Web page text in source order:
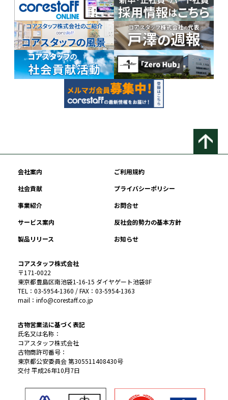
会社案内
ご利用規約
社会貢献
プライバシーポリシー
事業紹介
お問合せ
サービス案内
反社会的勢力の基本方針
製品リリース
お知らせ
コアスタッフ株式会社
〒171-0022
東京都豊島区南池袋1-16-15 ダイヤゲート池袋8F
TEL：03-5954-1360 / FAX：03-5954-1363
mail：info@corestaff.co.jp
古物営業法に基づく表記
氏名又は名称：
コアスタッフ株式会社
古物商許可番号：
東京都公安委員会 第305511408430号
交付 平成26年10月7日